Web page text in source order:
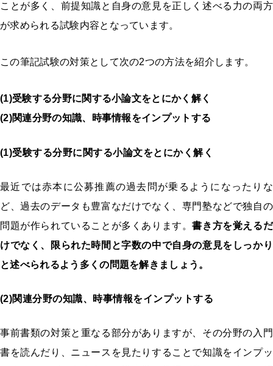
ことが多く、前提知識と自身の意見を正しく述べる力の両方
が求められる試験内容となっています。
この筆記試験の対策として次の2つの方法を紹介します。
(1)受験する分野に関する小論文をとにかく解く
(2)関連分野の知識、時事情報をインプットする
(1)受験する分野に関する小論文をとにかく解く
最近では赤本に公募推薦の過去問が乗るようになったりな
ど、過去のデータも豊富なだけでなく、専門塾などで独自の
問題が作られていることが多くあります。書き方を覚えるだ
けでなく、限られた時間と字数の中で自身の意見をしっかり
と述べられるよう多くの問題を解きましょう。
(2)関連分野の知識、時事情報をインプットする
事前書類の対策と重なる部分がありますが、その分野の入門
書を読んだり、ニュースを見たりすることで知識をインプッ